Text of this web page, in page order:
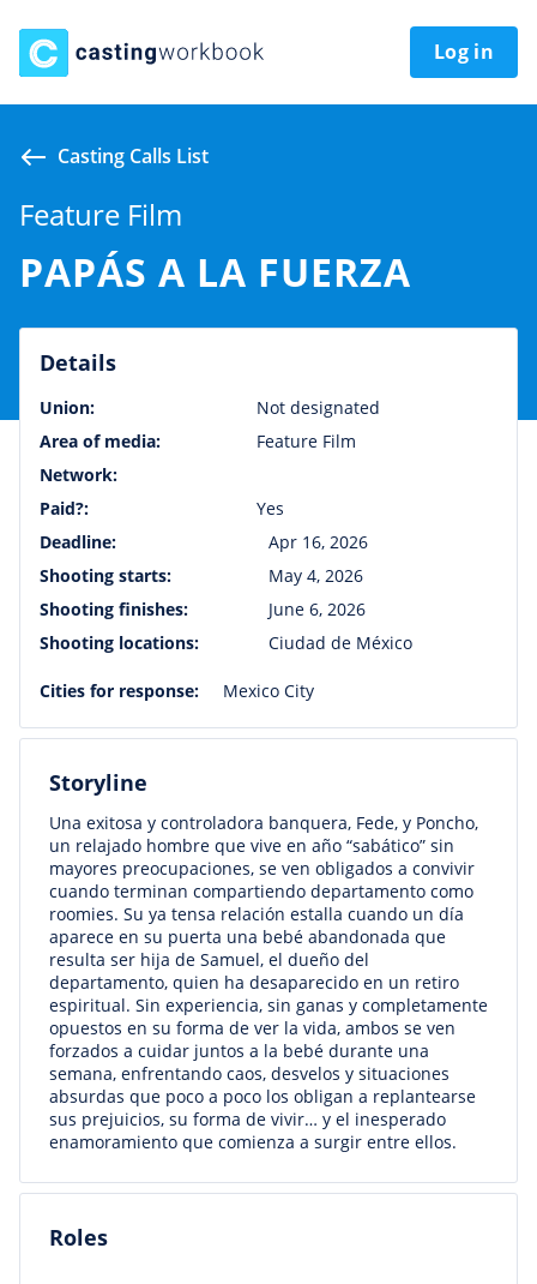
Log in
Casting Calls List
Feature Film
PAPÁS A LA FUERZA
Details
Union:
Not designated
Area of media:
Feature Film
Network:
Paid?:
Yes
Deadline:
Apr 16, 2026
Shooting starts:
May 4, 2026
Shooting finishes:
June 6, 2026
Shooting locations:
Ciudad de México
Cities for response: Mexico City
Storyline
Una exitosa y controladora banquera, Fede, y Poncho,
un relajado hombre que vive en año “sabático” sin
mayores preocupaciones, se ven obligados a convivir
cuando terminan compartiendo departamento como
roomies. Su ya tensa relación estalla cuando un día
aparece en su puerta una bebé abandonada que
resulta ser hija de Samuel, el dueño del
departamento, quien ha desaparecido en un retiro
espiritual. Sin experiencia, sin ganas y completamente
opuestos en su forma de ver la vida, ambos se ven
forzados a cuidar juntos a la bebé durante una
semana, enfrentando caos, desvelos y situaciones
absurdas que poco a poco los obligan a replantearse
sus prejuicios, su forma de vivir… y el inesperado
enamoramiento que comienza a surgir entre ellos.
Roles